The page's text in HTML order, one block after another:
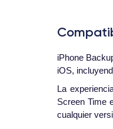
iPhone
iOS,
La
Screen Time
cualquier